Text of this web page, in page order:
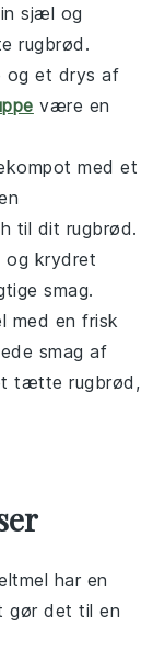
sjæl og
rugbrød .
og et drys af
være en
med et
til dit rugbrød.
og krydret
smag.
med en frisk
smag af
tætterugbrød ,
har en
gør det til en